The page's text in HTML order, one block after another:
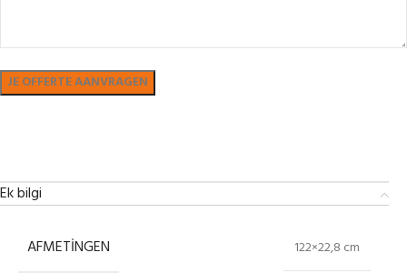
Ek bilgi
AFMETINGEN 122×22,8 cm